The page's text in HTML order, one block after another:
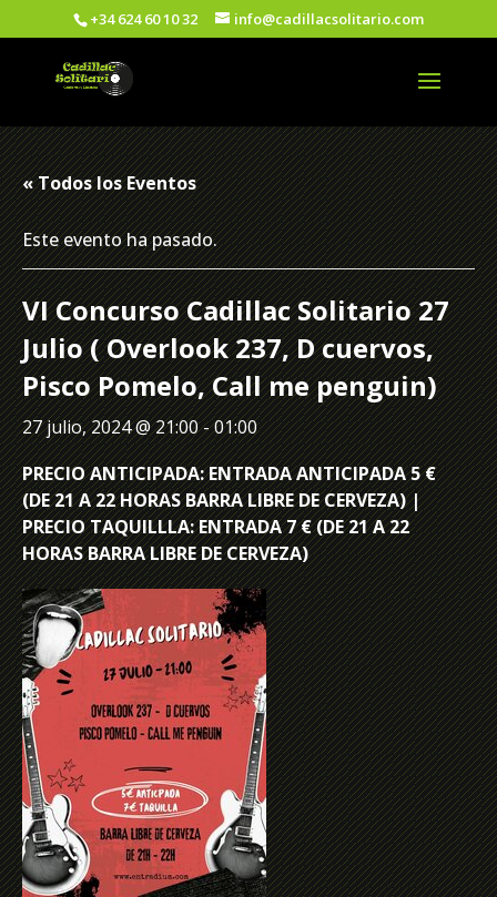
+34 624 60 10 32 info@cadillacsolitario.com
« Todos los Eventos
Este evento ha pasado.
VI Concurso Cadillac Solitario 27
Julio ( Overlook 237, D cuervos,
Pisco Pomelo, Call me penguin)
27 julio, 2024 @ 21:00-01:00
PRECIO ANTICIPADA: ENTRADA ANTICIPADA 5 €
(DE 21 A 22 HORAS BARRA LIBRE DE CERVEZA) |
PRECIO TAQUILLLA: ENTRADA 7 € (DE 21 A 22
HORAS BARRA LIBRE DE CERVEZA)